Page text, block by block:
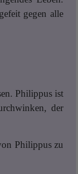
gegen alle
Philippus ist
der
Philippus zu